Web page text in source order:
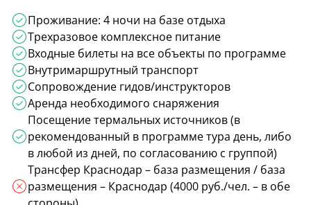
Проживание: 4 ночи на базе отдыха
Трехразовое комплексное питание
Входные билеты на все объекты по программе
Внутримаршрутный транспорт
Сопровождение гидов/инструкторов
Аренда необходимого снаряжения
Посещение термальных источников (в
рекомендованный в программе тура день, либо
в любой из дней, по согласованию с группой)
Трансфер Краснодар – база размещения / база
размещения – Краснодар (4000 руб./чел. – в обе